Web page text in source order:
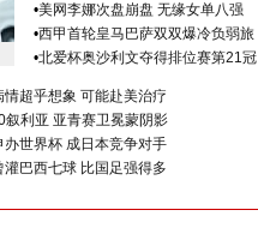
•美网李娜次盘崩盘 无缘女单八强
•西甲首轮皇马巴萨双双爆冷负弱旅
•北爱杯奥沙利文夺得排位赛第21冠
超乎想象 可能赴美治疗
叙利亚 亚青赛卫冕蒙阴影
办世界杯 成日本竞争对手
巴西七球 比国足强得多